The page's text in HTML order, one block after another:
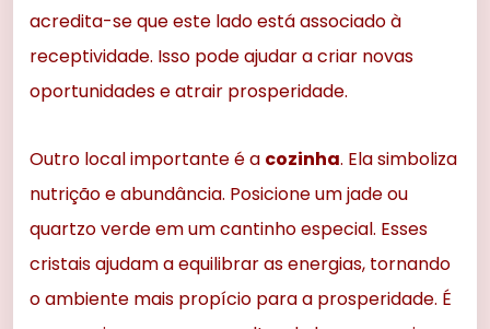
acredita-se que este lado está associado à
receptividade. Isso pode ajudar a criar novas
oportunidades e atrair prosperidade.
Outro local importante é a cozinha. Ela simboliza
nutrição e abundância. Posicione um jade ou
quartzo verde em um cantinho especial. Esses
cristais ajudam a equilibrar as energias, tornando
o ambiente mais propício para a prosperidade. É